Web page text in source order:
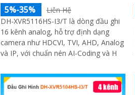
5%-35%
Liên Hệ
DH-XVR5116HS-I3/T là dòng đầu ghi
16 kênh analog, hỗ trợ định dạng
camera như HDCVI, TVI, AHD, Analog
và IP, với chuẩn nén AI-Coding và H